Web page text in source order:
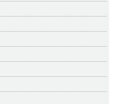
Cần Tây Đà Lạt
40.000 VND